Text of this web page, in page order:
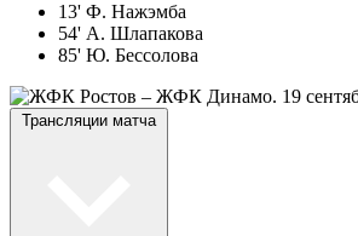
13' Ф. Нажэмба
54' А. Шлапакова
85' Ю. Бессолова
Трансляции матча